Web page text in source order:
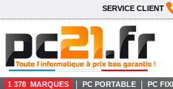
SERVICE CLIENT
1 378 MARQUES PC PORTABLE PC